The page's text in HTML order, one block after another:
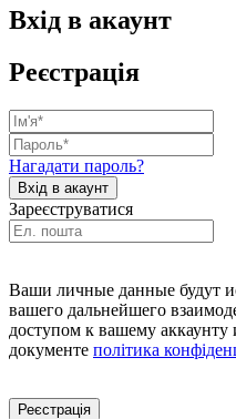
Вхід в акаунт
Реєстрація
Нагадати пароль?
Зареєструватися
Ваши личные данные будут
вашего дальнейшего
доступом к вашему
документе політика